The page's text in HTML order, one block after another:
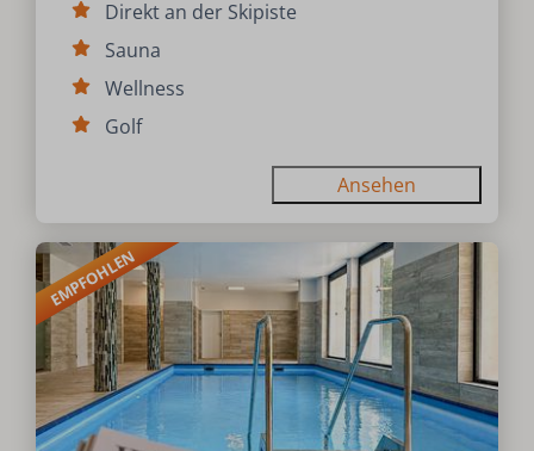
Direkt an der Skipiste
Sauna
Wellness
Golf
Ansehen
EMPFOHLEN